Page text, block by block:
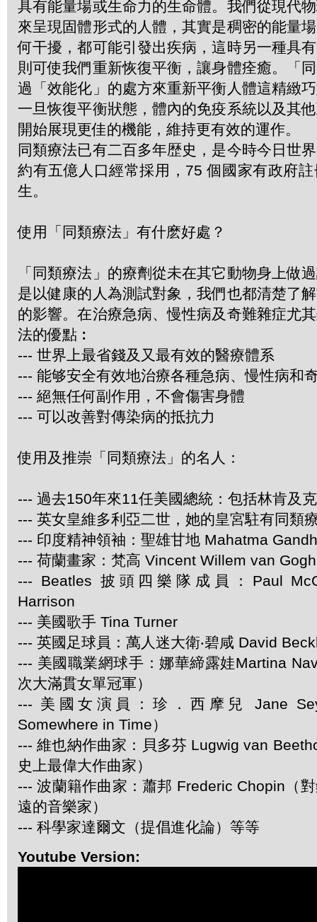
具有能量場或生命力的生命體。我們從現代
來呈現固體形式的人體，其實是稠密的能量
何干擾，都可能引發出疾病，這時另一種具
則可使我們重新恢復平衡，讓身體痊癒。「
過「效能化」的處方來重新平衡人體這精緻
一旦恢復平衡狀態，體內的免疫系統以及其
開始展現更佳的機能，維持更有效的運作。
同類療法已有二百多年歴史，是今時今日世
約有五億人口經常採用，75 個國家有政府
生。
使用「同類療法」有什麽好處？
「同類療法」的療劑從未在其它動物身上做
是以健康的人為測試對象，我們也都清楚了
的影響。在治療急病、慢性病及奇難雜症尤
法的優點︰
--- 世界上最省錢及又最有效的醫療體系
--- 能够安全有效地治療各種急病、慢性病和
--- 絕無任何副作用，不會傷害身體
--- 可以改善對傳染病的抵抗力
使用及推崇「同類療法」的名人：
--- 過去150年來11任美國總統：包括林肯及
--- 英女皇維多利亞二世，她的皇宮駐有同類
--- 印度精神領袖：聖雄甘地 Mahatma
--- 荷蘭畫家：梵高 Vincent Willem van Gogh
--- Beatles 披頭四樂隊成員：Paul
Harrison
--- 美國歌手 Tina Turner
--- 英國足球員：萬人迷大衛‧碧咸 David
--- 美國職業網球手：娜華締露娃Martina
次大滿貫女單冠軍）
--- 美國女演員：珍．西摩兒 Jane
Somewhere in Time）
--- 維也納作曲家：貝多芬 Lugwig van
史上最偉大作曲家）
--- 波蘭籍作曲家：蕭邦 Frederic Chopin（
遠的音樂家）
--- 科學家達爾文（提倡進化論）等等
Youtube Version: